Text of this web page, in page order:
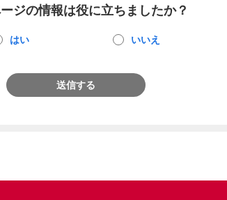
ジの情報は役に立ちましたか？
はい いいえ
送信する